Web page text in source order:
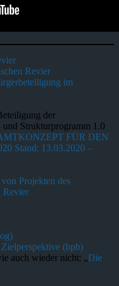
Revier
im
der
Strukturprogramm 1.0
FÜR DEN
Stand: 13.03.2020 –
Projekten des
Revier
(bpb)
auch wieder nicht: „Die